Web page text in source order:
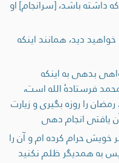
داشته باشد، [سرانجام] او
ديد، همانند اينکه
بدهی به اينكه
فرستادۀ الله است،
رمضان را روزه بگیری و زیارت
یافتی انجام دهی
خويش حرام كرده ام و آن را
به همديگر ظلم نكنيد